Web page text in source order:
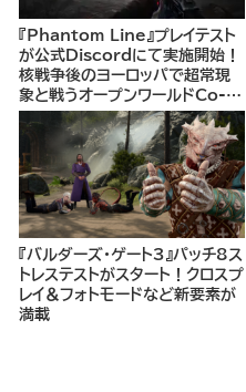
『Phantom Line』プレイテスト
が公式Discordにて実施開始！
核戦争後のヨーロッパで超常現
象と戦うオープンワールドCo-
opシューター
『バルダーズ・ゲート3』パッチ8ス
トレステストがスタート！クロスプ
レイ＆フォトモードなど新要素が
満載